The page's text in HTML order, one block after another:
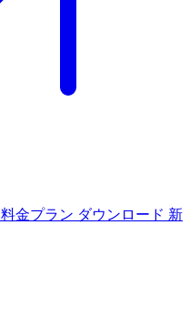
料金プラン ダウンロード 新